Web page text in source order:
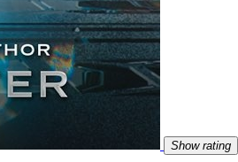
Show rating